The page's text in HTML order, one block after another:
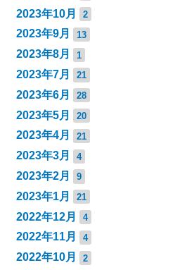
2023年10月 2
2023年9月 13
2023年8月 1
2023年7月 21
2023年6月 28
2023年5月 20
2023年4月 21
2023年3月 4
2023年2月 9
2023年1月 21
2022年12月 4
2022年11月 4
2022年10月 2